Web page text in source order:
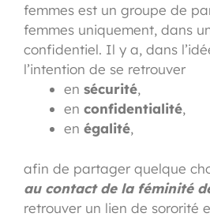
femmes est un groupe de
femmes uniquement, dans
confidentiel. Il y a, dans
l’intention de se retrouver
en sécurité,
en confidentialité,
en égalité,
afin de partager quelque
au contact de la féminité
retrouver un lien de sororité